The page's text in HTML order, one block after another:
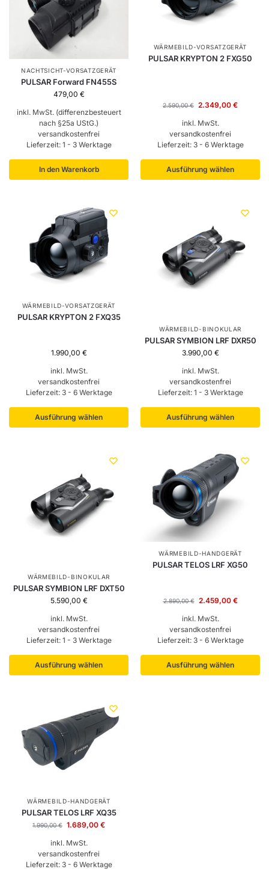
NACHTSICHT-VORSATZGERÄT
PULSAR Forward FN455S
479,00 €
inkl. MwSt. (differenzbesteuert
nach §25a UStG.)
versandkostenfrei
Lieferzeit: 1 - 3 Werktage
In den Warenkorb
WÄRMEBILD-VORSATZGERÄT
PULSAR KRYPTON 2 FXG50
2.590,00€ 2.349,00 €
inkl. MwSt.
versandkostenfrei
Lieferzeit: 3 - 6 Werktage
Ausführung wählen
WÄRMEBILD-VORSATZGERÄT
PULSAR KRYPTON 2 FXQ35
1.990,00 €
inkl. MwSt.
versandkostenfrei
Lieferzeit: 3 - 6 Werktage
Ausführung wählen
WÄRMEBILD-BINOKULAR
PULSAR SYMBION LRF DXR50
3.990,00 €
inkl. MwSt.
versandkostenfrei
Lieferzeit: 1 - 3 Werktage
Ausführung wählen
WÄRMEBILD-BINOKULAR
PULSAR SYMBION LRF DXT50
5.590,00 €
inkl. MwSt.
versandkostenfrei
Lieferzeit: 1 - 3 Werktage
Ausführung wählen
WÄRMEBILD-HANDGERÄT
PULSAR TELOS LRF XG50
2.890,00€ 2.459,00 €
inkl. MwSt.
versandkostenfrei
Lieferzeit: 3 - 6 Werktage
Ausführung wählen
WÄRMEBILD-HANDGERÄT
PULSAR TELOS LRF XQ35
1.990,00€ 1.689,00 €
inkl. MwSt.
versandkostenfrei
Lieferzeit: 3 - 6 Werktage